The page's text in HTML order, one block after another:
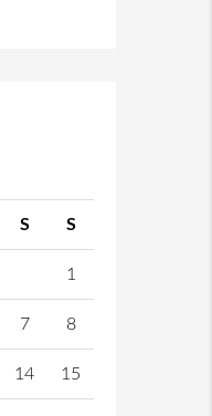
S S
1
7 8
14 15